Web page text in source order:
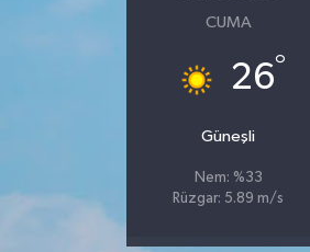
CUMA
26°
Güneşli
Nem: %33
Rüzgar: 5.89 m/s